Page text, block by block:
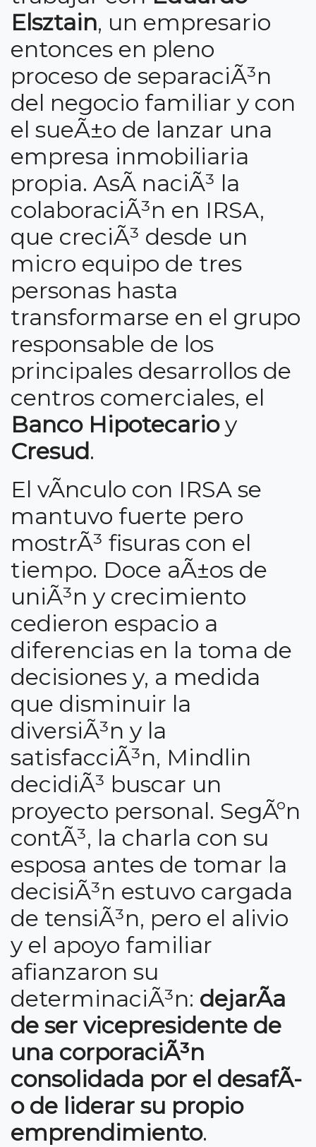
Elsztain, un empresario
entonces en pleno
proceso de separaciÃ³n
del negocio familiar y con
el sueÃ±o de lanzar una
empresa inmobiliaria
propia. AsÃ­ naciÃ³ la
colaboraciÃ³n en IRSA,
que creciÃ³ desde un
micro equipo de tres
personas hasta
transformarse en el grupo
responsable de los
principales desarrollos de
centros comerciales, el
Banco Hipotecarioy
Cresud.
El vÃ­nculo con IRSA se
mantuvo fuerte pero
mostrÃ³ fisuras con el
tiempo. Doce aÃ±os de
uniÃ³n y crecimiento
cedieron espacio a
diferencias en la toma de
decisiones y, a medida
que disminuir la
diversiÃ³n y la
satisfacciÃ³n, Mindlin
decidiÃ³ buscar un
proyecto personal. SegÃºn
contÃ³, la charla con su
esposa antes de tomar la
decisiÃ³n estuvo cargada
de tensiÃ³n, pero el alivio
y el apoyo familiar
afianzaron su
determinaciÃ³n: dejarÃ­a
de ser vicepresidente de
una corporaciÃ³n
consolidada por el desafÃ­
o de liderar su propio
emprendimiento.